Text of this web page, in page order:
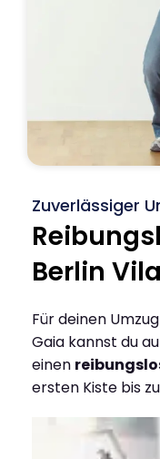
Zuverlässiger
Berlin
Für deinen
Gaia kannst du
einen
ersten Kiste bis